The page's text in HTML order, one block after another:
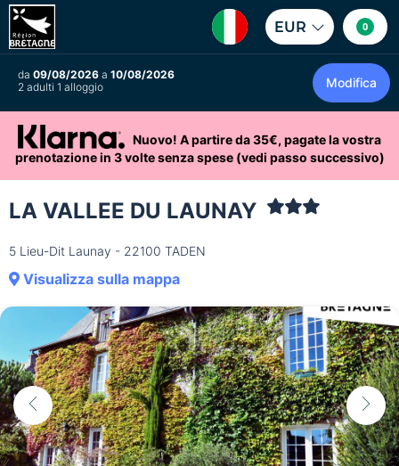
EUR 0
da 09/08/2026 a 10/08/2026
2 adulti 1 alloggio
Modifica
Nuovo! A partire da 35€, pagate la vostra
prenotazione in 3 volte senza spese (vedi passo successivo)
LA VALLEE DU LAUNAY
5 Lieu-Dit Launay - 22100 TADEN
Visualizza sulla mappa